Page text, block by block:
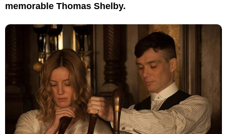
memorable Thomas Shelby.